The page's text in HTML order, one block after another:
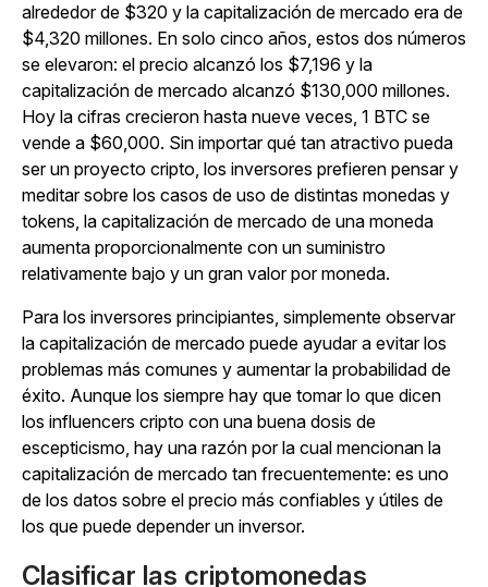
alrededor de $320 y la capitalización de mercado era de
$4,320 millones. En solo cinco años, estos dos números
se elevaron: el precio alcanzó los $7,196 y la
capitalización de mercado alcanzó $130,000 millones.
Hoy la cifras crecieron hasta nueve veces, 1 BTC se
vende a $60,000. Sin importar qué tan atractivo pueda
ser un proyecto cripto, los inversores prefieren pensar y
meditar sobre los casos de uso de distintas monedas y
tokens, la capitalización de mercado de una moneda
aumenta proporcionalmente con un suministro
relativamente bajo y un gran valor por moneda.
Para los inversores principiantes, simplemente observar
la capitalización de mercado puede ayudar a evitar los
problemas más comunes y aumentar la probabilidad de
éxito. Aunque los siempre hay que tomar lo que dicen
los influencers cripto con una buena dosis de
escepticismo, hay una razón por la cual mencionan la
capitalización de mercado tan frecuentemente: es uno
de los datos sobre el precio más confiables y útiles de
los que puede depender un inversor.
Clasificar las criptomonedas